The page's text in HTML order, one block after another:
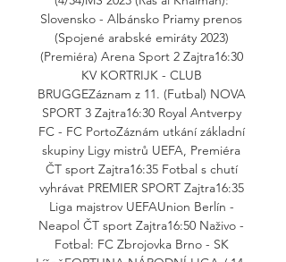
Slovensko - Albánsko Priamy prenos
(Spojené arabské emiráty 2023)
(Premiéra) Arena Sport 2 Zajtra16:30
KV KORTRIJK - CLUB
BRUGGEZáznam z 11. (Futbal) NOVA
SPORT 3 Zajtra16:30 Royal Antverpy
FC - FC PortoZáznám utkání základní
skupiny Ligy mistrů UEFA, Premiéra
ČT sport Zajtra16:35 Fotbal s chutí
vyhrávat PREMIER SPORT Zajtra16:35
Liga majstrov UEFAUnion Berlín -
Neapol ČT sport Zajtra16:50 Naživo -
Fotbal: FC Zbrojovka Brno - SK